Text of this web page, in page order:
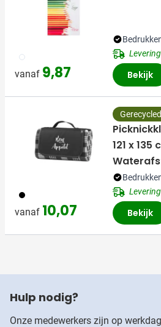
002
vanaf 9,87 Bekijk
001
vanaf 10,07
Gerecycled
121 x 135
Bekijk
Hulp nodig?
Onze medewerkers zijn op